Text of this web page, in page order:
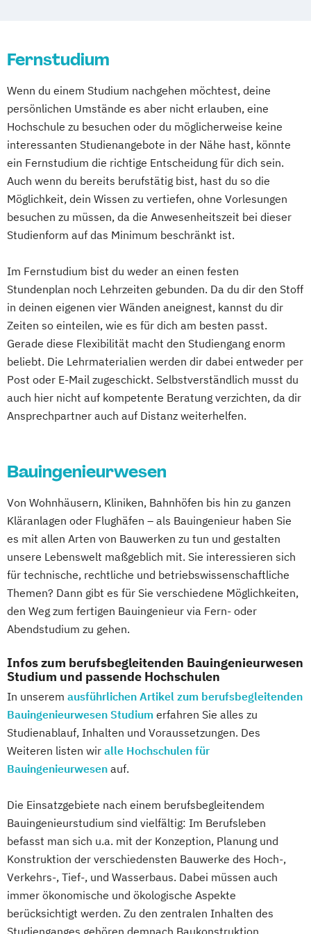
Digitalisierung und Transformation
Einführung in die IT-Sicherheit
Elektrische und hybride Antriebe
Elektro- und Informationstechnik
Elektrotechnik
Energieerzeugung aus Biomasse
Energieingenieurwesen
Energiespeichertechnik
Energieverfahrenstechnik
Engineering Management
Fahrzeugtechnik Game Design
Game Development
Gestaltung interaktiver Systeme
Grundlagen des Software Engineering
IT-Sicherheit Industriedesign
Informatik Ingenieurpsychologie
Innovations- und Technologiemanagement
Kunststofftechnik
Lebensmittelverfahrenstechnik
Leit- und Sicherungstechnik
Maschinenbau Materials Science
Mathematik für Studierende
ingenieurwissenschaftlicher Fächer
Mathematik für Studierende
wirtschaftswissenschaftlicher Fächer
Mechatronik Mediengestaltung
Medizinische Informatik
Medizintechnik
Mensch-Computer-Interaktion
Nachhaltiges Design
Nachhaltigkeitsmanagement
Nachhaltigkeitstechnologien und -
management
Nationale und internationale Zertifizierung
New Venture Management
Patentmanagement
Professional Software Engineering
Verfahrenstechnik
Qualitätsmanagement
Regenerative Energietechnik
Digital Business Management
Doctor of Philosophy (PhD)
EdTech Management Ergotherapie
Hebammenwissenschaft
Heil- und Inklusionspädagogik
Human Resource Management
Marketingmanagement
Medienkommunikation & Journalismus
Nachhaltigkeits- und Klimamanagement
Online Marketing & Digital Commerce
Personal- und Kommunikationspsychologie
Pflege & Management Physiotherapie
Psychologie Rescue Management
Soziale Arbeit & Management
Soziale Arbeit – Professioneller Kinder- und
Sportjournalismus & Sportmarketing
Sportmanagement
Strategische Kommunikation & Digitales
Marketing
Vegan Food Management
Wirtschaftsingenieurwesen
Wirtschaftspsychologie
Fernstudium
Wenn du einem Studium nachgehen möchtest, deine
persönlichen Umstände es aber nicht erlauben, eine
Hochschule zu besuchen oder du möglicherweise keine
interessanten Studienangebote in der Nähe hast, könnte
ein Fernstudium die richtige Entscheidung für dich sein.
Auch wenn du bereits berufstätig bist, hast du so die
Möglichkeit, dein Wissen zu vertiefen, ohne Vorlesungen
besuchen zu müssen, da die Anwesenheitszeit bei dieser
Studienform auf das Minimum beschränkt ist.
Im Fernstudium bist du weder an einen festen
Stundenplan noch Lehrzeiten gebunden. Da du dir den Stoff
in deinen eigenen vier Wänden aneignest, kannst du dir
Zeiten so einteilen, wie es für dich am besten passt.
Gerade diese Flexibilität macht den Studiengang enorm
beliebt. Die Lehrmaterialien werden dir dabei entweder per
Post oder E-Mail zugeschickt. Selbstverständlich musst du
auch hier nicht auf kompetente Beratung verzichten, da dir
Ansprechpartner auch auf Distanz weiterhelfen.
Bauingenieurwesen
Von Wohnhäusern, Kliniken, Bahnhöfen bis hin zu ganzen
Kläranlagen oder Flughäfen – als Bauingenieur haben Sie
es mit allen Arten von Bauwerken zu tun und gestalten
unsere Lebenswelt maßgeblich mit. Sie interessieren sich
für technische, rechtliche und betriebswissenschaftliche
Themen? Dann gibt es für Sie verschiedene Möglichkeiten,
den Weg zum fertigen Bauingenieur via Fern- oder
Abendstudium zu gehen.
Infos zum berufsbegleitenden Bauingenieurwesen
Studium und passende Hochschulen
In unserem ausführlichen Artikel zum berufsbegleitenden
Bauingenieurwesen Studium erfahren Sie alles zu
Studienablauf, Inhalten und Voraussetzungen. Des
Weiteren listen wir alle Hochschulen für
Bauingenieurwesen auf.
Die Einsatzgebiete nach einem berufsbegleitendem
Bauingenieurstudium sind vielfältig: Im Berufsleben
befasst man sich u.a. mit der Konzeption, Planung und
Konstruktion der verschiedensten Bauwerke des Hoch-,
Verkehrs-, Tief-, und Wasserbaus. Dabei müssen auch
immer ökonomische und ökologische Aspekte
berücksichtigt werden. Zu den zentralen Inhalten des
Studienganges gehören demnach Baukonstruktion,